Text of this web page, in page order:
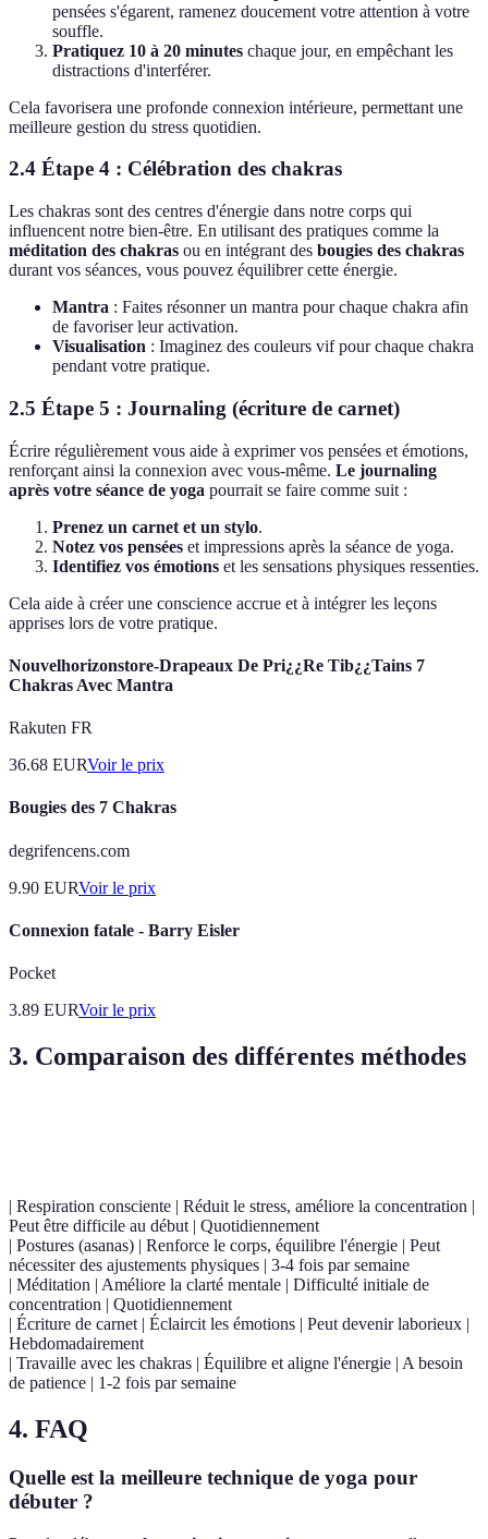
pensées s'égarent, ramenez doucement votre attention à votre
souffle.
Pratiquez 10 à 20 minutes chaque jour, en empêchant les
distractions d'interférer.
Cela favorisera une profonde connexion intérieure, permettant une
meilleure gestion du stress quotidien.
2.4 Étape 4 : Célébration des chakras
Les chakras sont des centres d'énergie dans notre corps qui
influencent notre bien-être. En utilisant des pratiques comme la
méditation des chakras ou en intégrant des bougies des chakras
durant vos séances, vous pouvez équilibrer cette énergie.
Mantra : Faites résonner un mantra pour chaque chakra afin
de favoriser leur activation.
Visualisation : Imaginez des couleurs vif pour chaque chakra
pendant votre pratique.
2.5 Étape 5 : Journaling (écriture de carnet)
Écrire régulièrement vous aide à exprimer vos pensées et émotions,
renforçant ainsi la connexion avec vous-même. Le journaling
après votre séance de yoga pourrait se faire comme suit :
Prenez un carnet et un stylo.
Notez vos pensées et impressions après la séance de yoga.
Identifiez vos émotions et les sensations physiques ressenties.
Cela aide à créer une conscience accrue et à intégrer les leçons
apprises lors de votre pratique.
Nouvelhorizonstore-Drapeaux De Pri¿¿Re Tib¿¿Tains 7
Chakras Avec Mantra
Rakuten FR
36.68 EURVoir le prix
Bougies des 7 Chakras
degrifencens.com
9.90 EURVoir le prix
Connexion fatale - Barry Eisler
Pocket
3.89 EURVoir le prix
3. Comparaison des différentes méthodes
| Respiration consciente | Réduit le stress, améliore la concentration |
Peut être difficile au début | Quotidiennement
| Postures (asanas) | Renforce le corps, équilibre l'énergie | Peut
nécessiter des ajustements physiques | 3-4 fois par semaine
| Méditation | Améliore la clarté mentale | Difficulté initiale de
concentration | Quotidiennement
| Écriture de carnet | Éclaircit les émotions | Peut devenir laborieux |
Hebdomadairement
| Travaille avec les chakras | Équilibre et aligne l'énergie | A besoin
de patience | 1-2 fois par semaine
4. FAQ
Quelle est la meilleure technique de yoga pour
débuter ?